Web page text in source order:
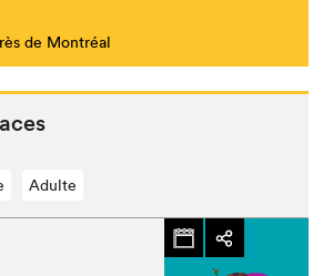
de Montréal
Adulte